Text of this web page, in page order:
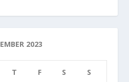
2023
T F S S